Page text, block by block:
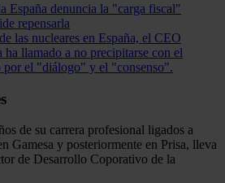
España denuncia la "carga fiscal"
repensarla
las nucleares en España, el CEO
ha llamado a no precipitarse con el
por el "diálogo" y el "consenso".
de su carrera profesional ligados a
Gamesa y posteriormente en Prisa, lleva
de Desarrollo Coporativo de la